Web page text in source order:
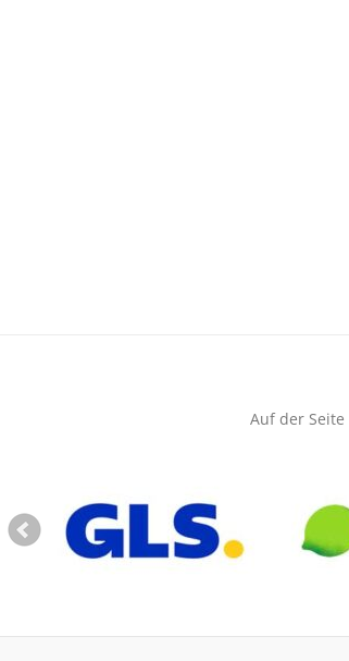
Auf der Seite